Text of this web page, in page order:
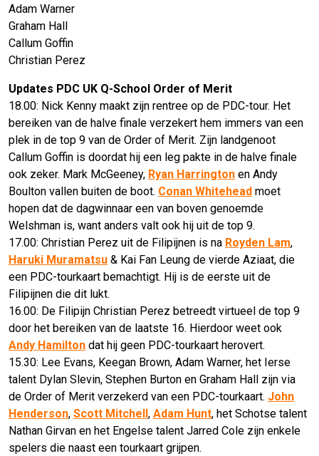
Adam Warner
Graham Hall
Callum Goffin
Christian Perez
Updates PDC UK Q-School Order of Merit
18.00: Nick Kenny maakt zijn rentree op de PDC-tour. Het
bereiken van de halve finale verzekert hem immers van een
plek in de top 9 van de Order of Merit. Zijn landgenoot
Callum Goffin is doordat hij een leg pakte in de halve finale
ook zeker. Mark McGeeney, Ryan Harrington en Andy
Boulton vallen buiten de boot. Conan Whitehead moet
hopen dat de dagwinnaar een van boven genoemde
Welshman is, want anders valt ook hij uit de top 9.
17.00: Christian Perez uit de Filipijnen is na Royden Lam,
Haruki Muramatsu & Kai Fan Leung de vierde Aziaat, die
een PDC-tourkaart bemachtigt. Hij is de eerste uit de
Filipijnen die dit lukt.
16.00: De Filipijn Christian Perez betreedt virtueel de top 9
door het bereiken van de laatste 16. Hierdoor weet ook
Andy Hamilton dat hij geen PDC-tourkaart herovert.
15.30: Lee Evans, Keegan Brown, Adam Warner, het Ierse
talent Dylan Slevin, Stephen Burton en Graham Hall zijn via
de Order of Merit verzekerd van een PDC-tourkaart. John
Henderson, Scott Mitchell , Adam Hunt, het Schotse talent
Nathan Girvan en het Engelse talent Jarred Cole zijn enkele
spelers die naast een tourkaart grijpen.